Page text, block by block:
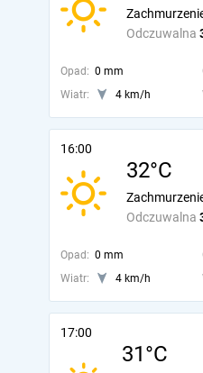
Odczuwalna
Opad: 0 mm
Wiatr:
4 km/h
16:00
32°C
Odczuwalna
Opad: 0 mm
Wiatr:
4 km/h
17:00
31°C